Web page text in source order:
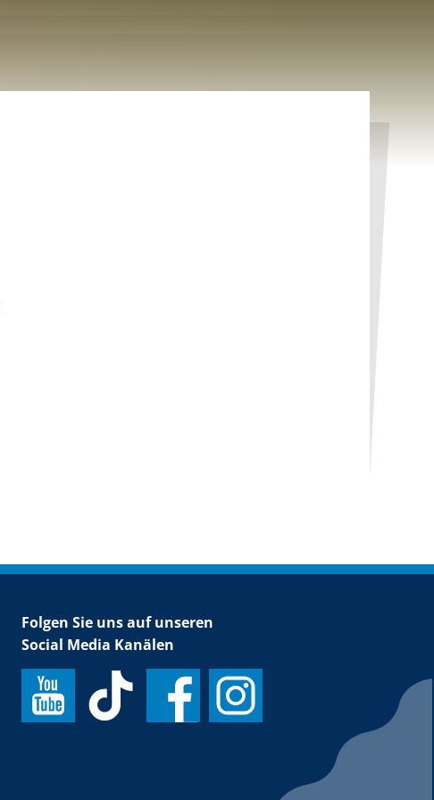
Folgen Sie uns auf unseren
Social Media Kanälen